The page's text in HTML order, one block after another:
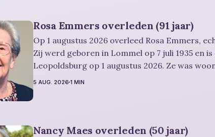
Rosa Emmers overleden (91 jaar)
Op 1 augustus 2026 overleed Rosa Emmers,
Zij werd geboren in Lommel op 7 juli 1935 en
Leopoldsburg op 1 augustus 2026. Ze was
en werd 91 jaar. Rouwbericht Severens: De afscheidsplechtigheid van
5 AUG. 2026 1 MIN
Nancy Maes overleden (50 jaar)